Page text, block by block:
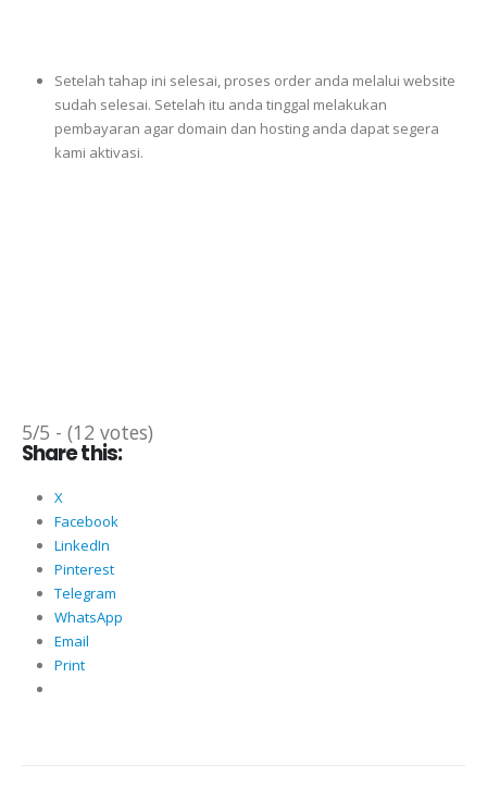
Setelah tahap ini selesai, proses order anda melalui website
sudah selesai. Setelah itu anda tinggal melakukan
pembayaran agar domain dan hosting anda dapat segera
kami aktivasi.
5/5 - (12 votes)
Share this:
X
Facebook
LinkedIn
Pinterest
Telegram
WhatsApp
Email
Print